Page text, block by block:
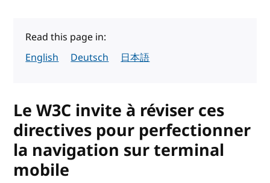
Read this page in:
English
Deutsch 日本語
Le W3C invite à réviser ces
directives pour perfectionner
la navigation sur terminal
mobile